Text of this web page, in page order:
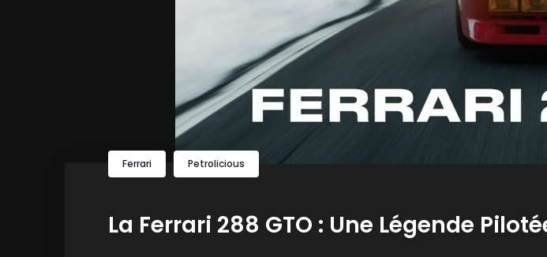
Ferrari Petrolicious
La Ferrari 288 GTO : Une Légende